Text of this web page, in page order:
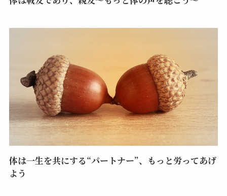
体は一生を共にする“パートナー”、もっと労ってあげ
よう